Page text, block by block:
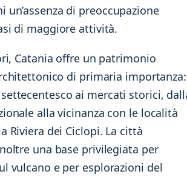
un’assenza di preoccupazione
di maggiore attività.
Catania offre un patrimonio
di primaria importanza:
ai mercati storici,
alla vicinanza con le località
Riviera dei Ciclopi. La città
una base privilegiata per
vulcano e per esplorazioni del